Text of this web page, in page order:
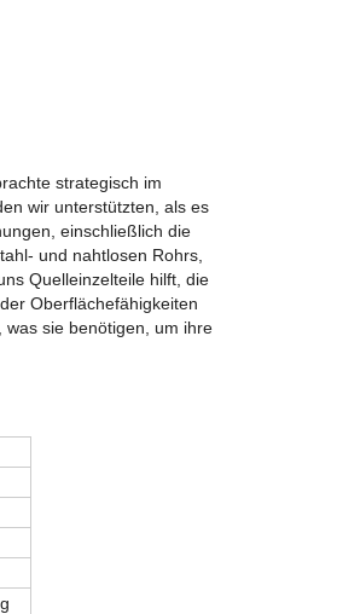
strategisch im
wir unterstützten, als es
einschließlich die
und nahtlosen Rohrs,
Quelleinzelteile hilft, die
Oberflächefähigkeiten
sie benötigen, um ihre